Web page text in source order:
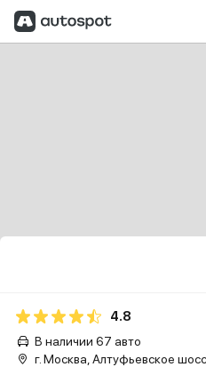
4.8
В наличии 67 авто
г. Москва, Алтуфьевское